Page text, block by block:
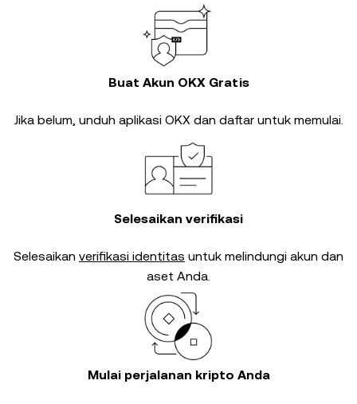
Buat Akun OKX Gratis
Jika belum, unduh aplikasi OKX dan daftar untuk memulai.
Selesaikan verifikasi
Selesaikan verifikasi identitas untuk melindungi akun dan
aset Anda.
Mulai perjalanan kripto Anda